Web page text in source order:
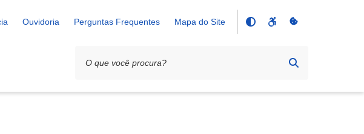
Ouvidoria Perguntas Frequentes Mapa do Site